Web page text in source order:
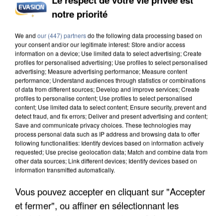
INCENDIES : L’ÎLE-DE-FRANCE LANCE UN ÉLAN
DE SOLIDARITÉ AVEC LES...
APRÈS TOUTES CES CANICULES, LES REFUGES
notre priorité
We and our (447) partnersdo the following data processing based on
your consent and/or our legitimate interest: Store and/or access
information on a device; Use limited data to select advertising; Create
profiles for personalised advertising; Use profiles to select personalised
advertising; Measure advertising performance; Measure content
performance; Understand audiences through statistics or combinations
of data from different sources; Develop and improve services; Create
profiles to personalise content; Use profiles to select personalised
content; Use limited data to select content; Ensure security, prevent and
detect fraud, and fix errors; Deliver and present advertising and content;
Save and communicate privacy choices. These technologies may
process personal data such as IP address and browsing data to offer
following functionalities: Identify devices based on information actively
requested; Use precise geolocation data; Match and combine data from
other data sources; Link different devices; Identify devices based on
information transmitted automatically.
Vous pouvez accepter en cliquant sur "Accepter
et fermer", ou affiner en sélectionnant les